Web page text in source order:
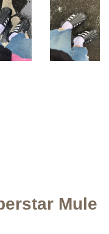
Mule